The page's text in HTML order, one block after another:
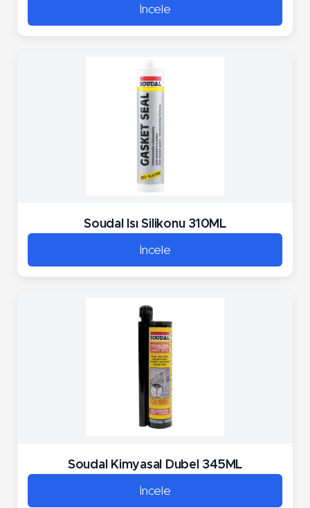
İncele
Soudal Isı Silikonu 310ML
İncele
Soudal Kimyasal Dubel 345ML
İncele